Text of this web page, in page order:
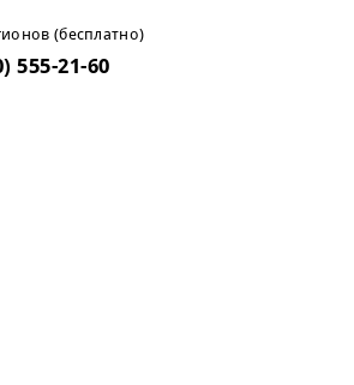
(бесплатно)
555-21-60